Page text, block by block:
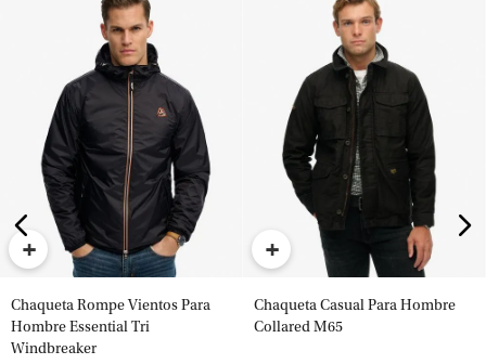
+
Chaqueta Rompe Vientos Para
Hombre Essential Tri
Windbreaker
+
Chaqueta Casual Para Hombre
Collared M65